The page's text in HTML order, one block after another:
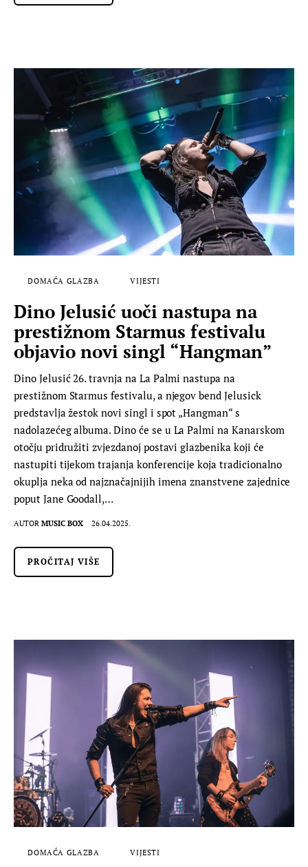
DOMAĆA GLAZBA VIJESTI
Dino Jelusić uoči nastupa na
prestižnom Starmus festivalu
objavio novi singl “Hangman”
Dino Jelusić 26. travnja na La Palmi nastupa na
prestižnom Starmus festivalu, a njegov bend Jelusick
predstavlja žestok novi singl i spot „Hangman“ s
nadolazećeg albuma. Dino će se u La Palmi na Kanarskom
otočju pridružiti zvjezdanoj postavi glazbenika koji će
nastupiti tijekom trajanja konferencije koja tradicionalno
okuplja neka od najznačajnijih imena znanstvene zajednice
poput Jane Goodall,…
AUTOR MUSIC BOX 26.04.2025.
PROČITAJ VIŠE
DOMAĆA GLAZBA VIJESTI